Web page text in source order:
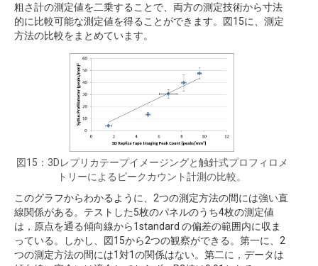
粗さ計の測定値を二乗することで、両方の測定技術から寸法
的に比較可能な測定値を得ることができます。図15に、測定
方法の比較をまとめています。
図15：3Dレプリカテープイメージングと触針式プロフィロメ
トリーによるピークカウント計測の比較。
このグラフからわかるように、2つの測定方法の間には強い直
線関係がある。テストした5枚のパネルのうち4枚の測定値
は，原点を通る傾向線から1standard の偏差の範囲内に収ま
っている。しかし、図15から2つの観察ができる。第一に、2
つの測定方法の間には1対1の関係はない。第二に，データは